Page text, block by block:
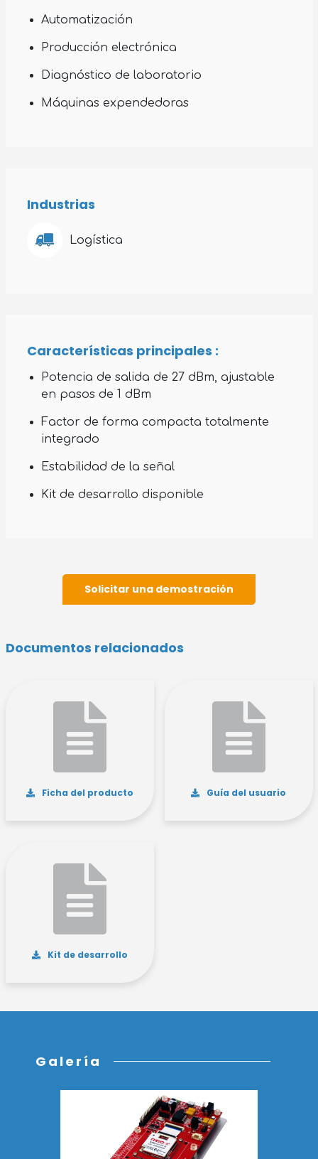
Automatización
Producción electrónica
Diagnóstico de laboratorio
Máquinas expendedoras
Industrias
Logística
Características principales :
Potencia de salida de 27 dBm, ajustable
en pasos de 1 dBm
Factor de forma compacta totalmente
integrado
Estabilidad de la señal
Kit de desarrollo disponible
Solicitar una demostración
Documentos relacionados
Ficha del producto Guía del usuario
Kit de desarrollo
Galería